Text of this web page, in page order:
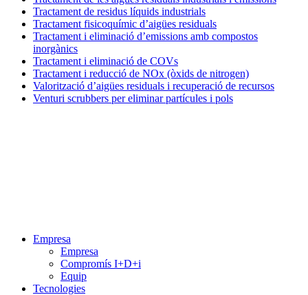
Tractament de residus líquids industrials
Tractament fisicoquímic d’aigües residuals
Tractament i eliminació d’emissions amb compostos
inorgànics
Tractament i eliminació de COVs
Tractament i reducció de NOx (òxids de nitrogen)
Valorització d’aigües residuals i recuperació de recursos
Venturi scrubbers per eliminar partícules i pols
Empresa
Empresa
Compromís I+D+i
Equip
Tecnologies